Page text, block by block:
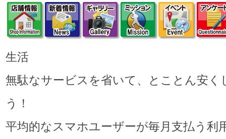
店舗情報新着情報ギャラリーミッション
イベ
生活
無駄なサービスを省いて、とことん安く
う！
平均的なスマホユーザーが毎月支払う利